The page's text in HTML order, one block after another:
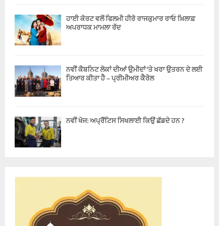
ਹਾਈ ਕੋਰਟ ਵਲੋਂ ਫਿਲਮੀ ਹੀਰੋ ਰਾਜਕੁਮਾਰ ਰਾਓ ਖ਼ਿਲਾਫ਼
ਅਪਰਾਧਕ ਮਾਮਲਾ ਰੱਦ
ਨਵੀਂ ਕੈਬਨਿਟ ਲੋਕਾਂ ਦੀਆਂ ਉਮੀਦਾਂ ‘ਤੇ ਖਰਾ ਉਤਰਨ ਦੇ ਲਈ
ਤਿਆਰ ਕੀਤਾ ਹੈ – ਪ੍ਰੀਮੀਅਰ ਕੈਰੋਲ
ਨਵੀਂ ਖੋਜ: ਅਪ੍ਰੈਂਟਿਸ ਸਿਖਲਾਈ ਕਿਉਂ ਛੱਡਦੇ ਹਨ ?